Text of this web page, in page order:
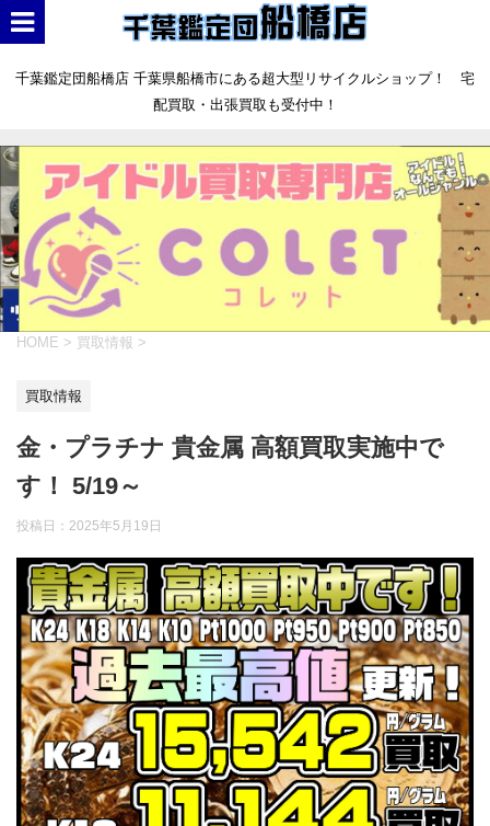
千葉鑑定団船橋店 千葉県船橋市にある超大型リサイクルショップ！ 宅
配買取・出張買取も受付中！
HOME > 買取情報 >
買取情報
金・プラチナ 貴金属 高額買取実施中で
す！ 5/19～
投稿日： 2025年5月19日